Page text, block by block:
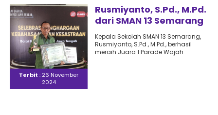
atas pencapaian..
Terbit : 26 November
2024
Rusmiyanto, S.Pd., M.Pd.
dari SMAN 13 Semarang
Raih Juara 1 Parade
Wajah Bahasa Ruang
Publik Sekolah
Kepala Sekolah SMAN 13 Semarang,
Rusmiyanto, S.Pd., M.Pd., berhasil
meraih Juara 1 Parade Wajah